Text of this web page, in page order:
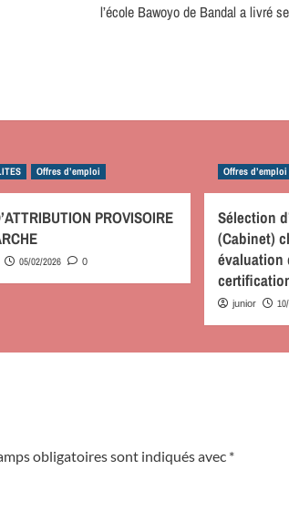
l’école Bawoyo de Bandal a livré
Offres d’emploi
PROVISOIRE
05/02/2026 0
Offres d’emploi
Sélection
(Cabinet)
évaluation
junior
obligatoires sont indiqués avec *